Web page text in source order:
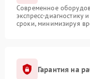
Современное
экспресс-диагностику
сроки, минимизируя
Гарантия на